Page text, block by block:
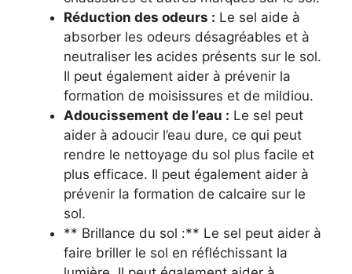
Réduction des odeurs : Le sel aide à
absorber les odeurs désagréables et à
neutraliser les acides présents sur le sol.
Il peut également aider à prévenir la
formation de moisissures et de mildiou.
Adoucissement de l’eau : Le sel peut
aider à adoucir l’eau dure, ce qui peut
rendre le nettoyage du sol plus facile et
plus efficace. Il peut également aider à
prévenir la formation de calcaire sur le
sol.
** Brillance du sol :** Le sel peut aider à
faire briller le sol en réfléchissant la